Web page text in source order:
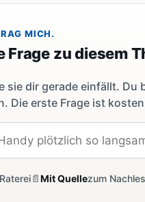
MICH.
Frage zu diesem
sie dir gerade einfällt.
Die erste Frage ist
📄Mit Quellezum